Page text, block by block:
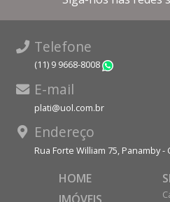
Telefone
(11) 9 9668-8008
E-mail
plati@uol.com.br
Endereço
Rua Forte William 75, Panamby -
HOME